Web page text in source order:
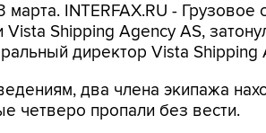
марта. INTERFAX.RU -
Vista Shipping Agency AS,
директор Vista
два члена экипажа
четверо пропали без вести.